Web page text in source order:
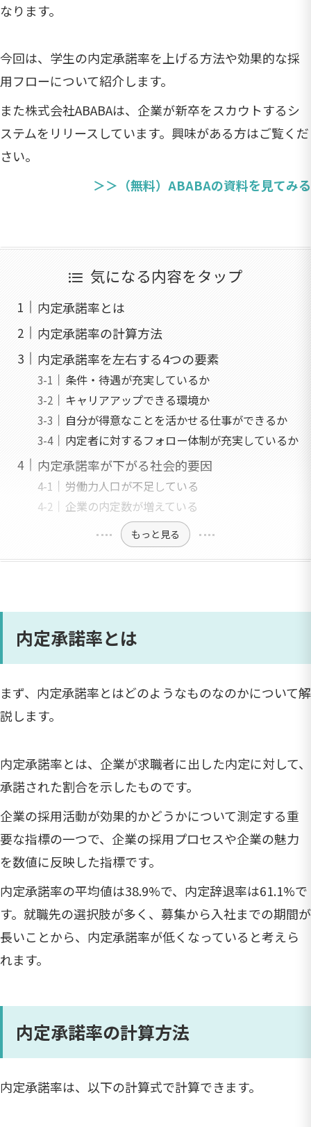
なります。
今回は、学生の内定承諾率を上げる方法や効果的な採
用フローについて紹介します。
また株式会社ABABAは、企業が新卒をスカウトするシ
ステムをリリースしています。興味がある方はご覧くだ
さい。
＞＞（無料）ABABAの資料を見てみる
気になる内容をタップ
内定承諾率とは
内定承諾率の計算方法
内定承諾率を左右する4つの要素
条件・待遇が充実しているか
キャリアアップできる環境か
自分が得意なことを活かせる仕事ができるか
内定者に対するフォロー体制が充実しているか
内定承諾率が下がる社会的要因
労働力人口が不足している
企業の内定数が増えている
もっと見る
内定承諾率とは
まず、内定承諾率とはどのようなものなのかについて解
説します。
内定承諾率とは、企業が求職者に出した内定に対して、
承諾された割合を示したものです。
企業の採用活動が効果的かどうかについて測定する重
要な指標の一つで、企業の採用プロセスや企業の魅力
を数値に反映した指標です。
内定承諾率の平均値は38.9%で、内定辞退率は61.1%で
す。就職先の選択肢が多く、募集から入社までの期間が
長いことから、内定承諾率が低くなっていると考えら
れます。
内定承諾率の計算方法
内定承諾率は、以下の計算式で計算できます。